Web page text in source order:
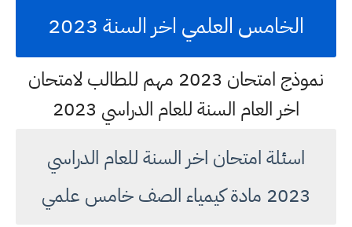
الخامس العلمي اخر السنة 2023
نموذج امتحان 2023 مهم للطالب لامتحان
اخر العام السنة للعام الدراسي 2023
اسئلة امتحان اخر السنة للعام الدراسي
2023 مادة كيمياء الصف خامس علمي